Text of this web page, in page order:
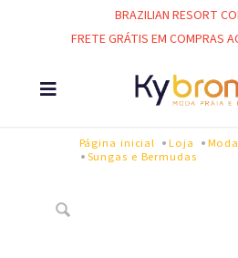
BRAZILIAN RESORT
FRETE GRÁTIS EM COMPRAS
Página inicial Loja
Sungas e Bermudas